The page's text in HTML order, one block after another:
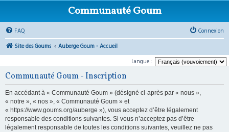
Communauté Goum
FAQ
Connexion
Site des Goums
Auberge Goum - Accueil
Langue :
Communauté Goum - Inscription
En accédant à « Communauté Goum » (désigné ci-après par « nous »,
« notre », « nos », « Communauté Goum » et
« https://www.goums.org/auberge »), vous acceptez d’être légalement
responsable des conditions suivantes. Si vous n’acceptez pas d’être
légalement responsable de toutes les conditions suivantes, veuillez ne pas